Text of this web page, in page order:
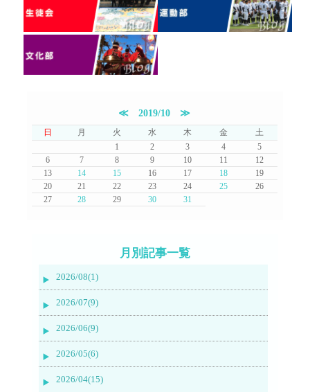
≪ 2019/10 ≫
日 月 火 水 木 金
土
1
2 3 4
5
6
7 8 9 10 11
12
13
14 15 16 17 18
19
20
21 22 23 24 25
26
27
28 29 30 31
月別記事一覧
2026/08(1)
2026/07(9)
2026/06(9)
2026/05(6)
2026/04(15)